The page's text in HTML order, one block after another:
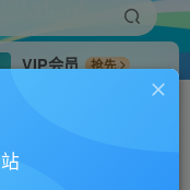
VIP会员
抢先